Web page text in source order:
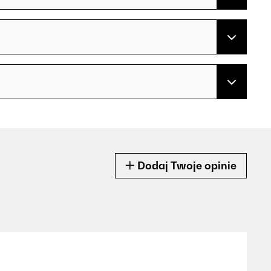
Dodaj Twoje opinie